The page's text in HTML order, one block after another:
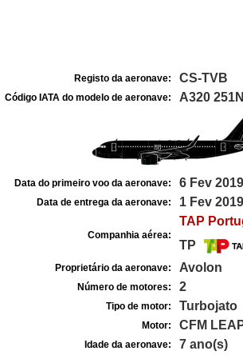
Registo da aeronave: CS-TVB
Código IATA do modelo de aeronave: A320 251N
Data do primeiro voo da aeronave: 6 Fev 2019
Data de entrega da aeronave: 1 Fev 2019
Companhia aérea:
TAP
TP
Proprietário da aeronave: Avolon
Número de motores: 2
Tipo de motor: Turbojato
Motor: CFM
Idade da aeronave: 7 ano(s)